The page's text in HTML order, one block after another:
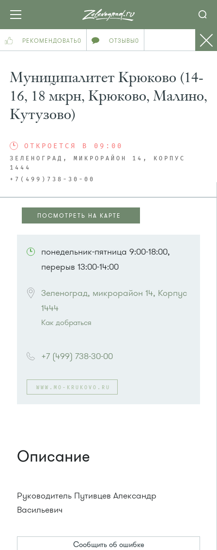
РЕКОМЕНДОВАТЬ0 ОТЗЫВЫ0
Муниципалитет Крюково (14-
16, 18 мкрн, Крюково, Малино,
Кутузово)
ОТКРОЕТСЯ В 09:00
ЗЕЛЕНОГРАД, МИКРОРАЙОН 14, КОРПУС
1444
+7(499)738-30-00
ПОСМОТРЕТЬ НА КАРТЕ
понедельник-пятница 9:00-18:00,
перерыв 13:00-14:00
Зеленоград, микрорайон 14, Корпус
1444
Как добраться
Автобусы № 14, 17, 18, 19, 20, 357, 374, 400к,
495, 497.
495, 497
или до остановки"Корпус 1407"
+7 (499) 738-30-00
WWW.MO-KRUKOVO.RU
Описание
Руководитель Путивцев Александр
Васильевич
Сообщить об ошибке